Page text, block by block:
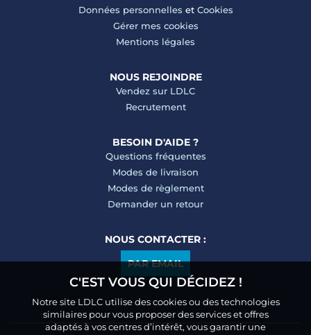
Données personnelles et Cookies
Gérer mes cookies
Mentions légales
NOUS REJOINDRE
Vendez sur LDLC
Recrutement
BESOIN D'AIDE ?
Questions fréquentes
Modes de livraison
Modes de règlement
Demander un retour
NOUS CONTACTER :
PAR EMAIL
C'EST VOUS QUI DÉCIDEZ !
Notre site LDLC utilise des cookies ou des technologies
similaires pour vous proposer des services et offres
adaptés à vos centres d’intérêt, vous garantir une